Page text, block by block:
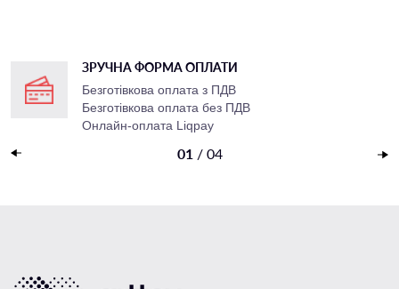
ЗРУЧНА ФОРМА ОПЛАТИ
Безготівкова оплата з ПДВ
Безготівкова оплата без ПДВ
Онлайн-оплата Liqpay
01 / 04